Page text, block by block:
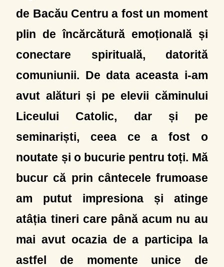
de Bacău Centru a fost un moment
plin de încărcătură emoțională și
conectare spirituală, datorită
comuniunii. De data aceasta i-am
avut alături și pe elevii căminului
Liceului Catolic, dar și pe
seminariști, ceea ce a fost o
noutate și o bucurie pentru toți. Mă
bucur că prin cântecele frumoase
am putut impresiona și atinge
atâția tineri care până acum nu au
mai avut ocazia de a participa la
astfel de momente unice de